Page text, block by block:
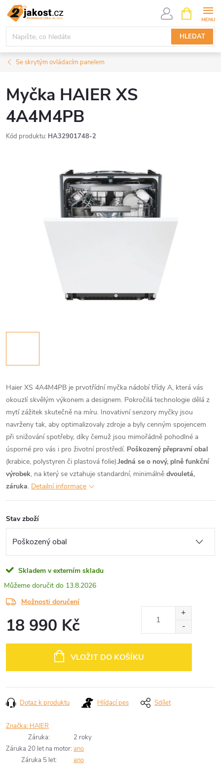
Přejít
obsah
HLEDAT
NÁKUPNÍ
KOŠÍK
Se skrytým ovládacím panelem
Myčka HAIER XS
4A4M4PB
Kód produktu: HA32901748-2
Haier XS 4A4M4PB je prvotřídní myčka nádobí třídy A, která vás
okouzlí skvělým výkonem a designem. Pokročilá technologie dělá z
mytí zážitek skutečně na míru. Inovativní senzory myčky jsou
navrženy tak, aby optimalizovaly zdroje a byly cenným spojencem
při snižování spotřeby, díky čemuž jsou mimořádně pohodlné a
úsporné pro vás i pro životní prostředí. Poškozený přepravní obal
(krabice, polystyren či plastová folie).Jedná se o nový, plně funkční
výrobek, na který se vztahuje standardní, minimálně dvouletá,
záruka. Detailní informace
Stav zboží
Skladem v externím skladu
13.8.2026
Možnosti doručení
18 990 Kč
VLOŽIT DO KOŠÍKU
Dotaz k produktu Hlídací pes Sdílet
Značka: HAIER
Záruka:
2 roky
Záruka 20 let na motor: ano
Záruka 5 let: ano